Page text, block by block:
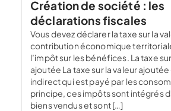
Création de société : les
déclarations fiscales
Vous devez déclarer la taxe sur la
contribution économique
l’impôt sur les bénéfices. La taxe
ajoutée La taxe sur la valeur
indirect qui est payé par les
principe, ces impôts sont intégrés
biens vendus et sont […]